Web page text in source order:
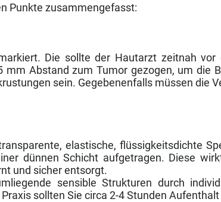
Punkte zusammengefasst:
Die sollte der Hautarzt zeitnah vor
Abstand zum Tumor gezogen, um die
sein. Gegebenenfalls müssen die
elastische, flüssigkeitsdichte
dünnen Schicht aufgetragen. Diese
und sicher entsorgt.
sensible Strukturen durch
sollten Sie circa 2-4 Stunden